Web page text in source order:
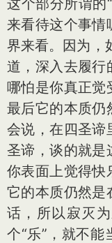
这个部分所谓的
来看待这个事情
界来看。因为，
道，深入去履行
哪怕是你真正觉
最后它的本质仍
会说，在四圣谛
圣谛，谈的就是
你表面上觉得快
它的本质仍然是
话，所以寂灭
个“乐”，就不